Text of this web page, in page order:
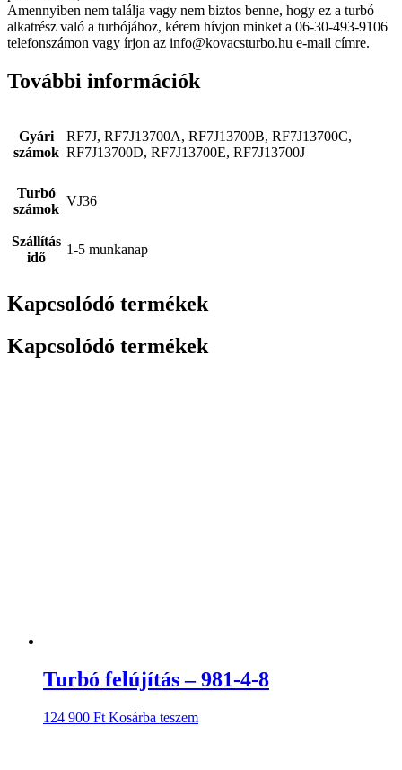
Amennyiben nem találja vagy nem biztos benne, hogy ez a turbó
alkatrész való a turbójához, kérem hívjon minket a 06-30-493-9106
telefonszámon vagy írjon az info@kovacsturbo.hu e-mail címre.
További információk
Gyári
számok
RF7J, RF7J13700A, RF7J13700B, RF7J13700C,
RF7J13700D, RF7J13700E, RF7J13700J
Turbó
számok
VJ36
Szállítás
idő
1-5 munkanap
Kapcsolódó termékek
Kapcsolódó termékek
Turbó felújítás – 981-4-8
124 900 Ft Kosárba teszem